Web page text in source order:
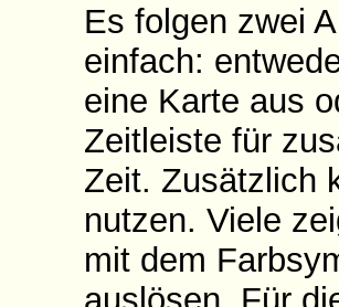
Es folgen zwei
einfach:
eine Karte aus
Zeitleiste für
Zeit. Zusätzlich
nutzen. Viele
mit dem